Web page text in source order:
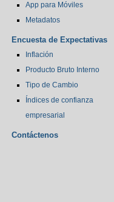
App para Móviles
Metadatos
Encuesta de Expectativas
Inflación
Producto Bruto Interno
Tipo de Cambio
Índices de confianza
empresarial
Contáctenos